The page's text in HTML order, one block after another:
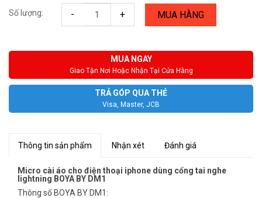
Số lượng: - + MUA HÀNG
MUA NGAY
Giao Tận Nơi Hoặc Nhận Tại Cửa Hàng
TRẢ GÓP QUA THẺ
Visa, Master, JCB
Thông tin sản phẩm Nhận xét Đánh giá
Micro cài áo cho điện thoại iphone dùng cổng tai nghe
lightning BOYA BY DM1
Thông số BOYA BY DM1: